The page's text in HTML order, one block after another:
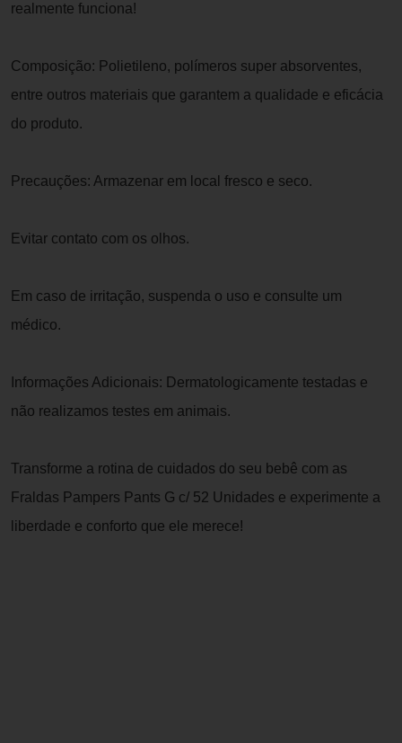
realmente funciona!
Composição: Polietileno, polímeros super absorventes,
entre outros materiais que garantem a qualidade e eficácia
do produto.
Precauções: Armazenar em local fresco e seco.
Evitar contato com os olhos.
Em caso de irritação, suspenda o uso e consulte um
médico.
Informações Adicionais: Dermatologicamente testadas e
não realizamos testes em animais.
Transforme a rotina de cuidados do seu bebê com as
Fraldas Pampers Pants G c/ 52 Unidades e experimente a
liberdade e conforto que ele merece!